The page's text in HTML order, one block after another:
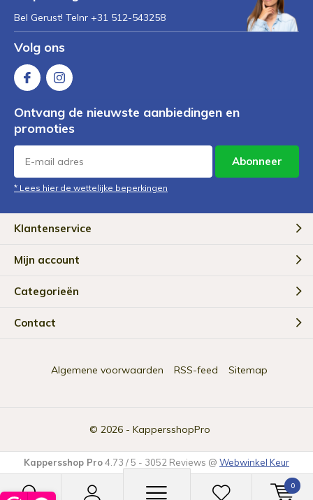
0
Bel Gerust! Telnr +31 512-543258
Volg ons
Ontvang de nieuwste aanbiedingen en
promoties
Abonneer
* Lees hier de wettelijke beperkingen
Klantenservice
Mijn account
Categorieën
Contact
© 2026 - KappersshopPro
Algemene voorwaarden RSS-feed Sitemap
Kappersshop Pro4.73 /5 - 3052 Reviews @ Webwinkel Keur